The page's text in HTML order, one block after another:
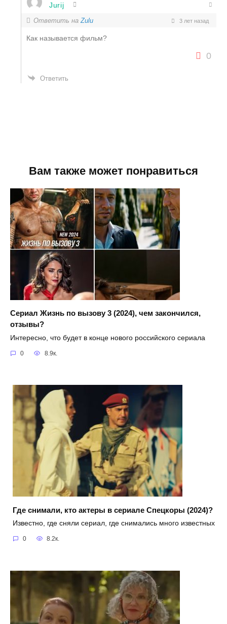
Jurij
Ответить на Zulu 3 лет назад
Как называется фильм?
0
Ответить
Вам также может понравиться
Сериал Жизнь по вызову 3 (2024), чем закончился,
отзывы?
Интересно, что будет в конце нового российского сериала
0 8.9к.
Где снимали, кто актеры в сериале Спецкоры (2024)?
Известно, где сняли сериал, где снимались много известных
0 8.2к.